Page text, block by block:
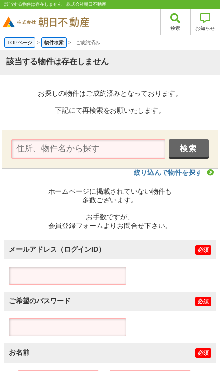
該当する物件は存在しません｜株式会社朝日不動産
検索 お知らせ
TOPページ > 物件検索 >- ご成約済み
該当する物件は存在しません
お探しの物件はご成約済みとなっております。
下記にて再検索をお願いたします。
絞り込んで物件を探す
ホームページに掲載されていない物件も
多数ございます。
お手数ですが、
会員登録フォームよりお問合せ下さい。
メールアドレス（ログインID） 必須
ご希望のパスワード 必須
お名前 必須